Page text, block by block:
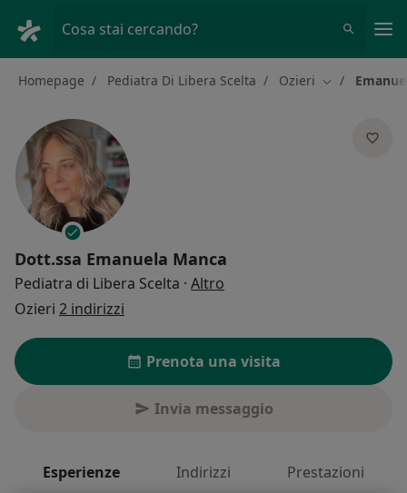
Cosa stai cercando?
Homepage Pediatra Di Libera Scelta Ozieri Cambia città
Dott.ssa Emanuela Manca
Pediatra di Libera Scelta · Altro
Ozieri 2 indirizzi
Prenota una visita
Invia messaggio
Esperienze Indirizzi Prestazioni